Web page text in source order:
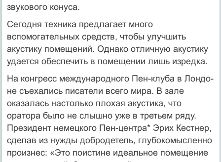
звукового конуса.
Сегодня техника предлагает много
вспомогательных средств, чтобы улучшить
акустику помещений. Однако отличную акустику
удается обеспечить в помещении лишь изредка.
На конгресс международного Пен-клуба в Лондо­
не съехались писатели всего мира. В зале
оказалась на­столько плохая акустика, что
оратора было не слышно уже в третьем ряду.
Президент немецкого Пен-центра* Эрих Кестнер,
сделав из нужды добродетель, глубоко­мысленно
произнес: «Это поистине идеальное помеще­ние